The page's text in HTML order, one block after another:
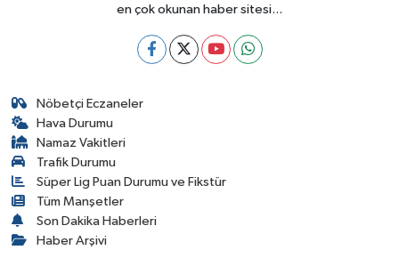
en çok okunan haber sitesi...
Nöbetçi Eczaneler
Hava Durumu
Namaz Vakitleri
Trafik Durumu
Süper Lig Puan Durumu ve Fikstür
Tüm Manşetler
Son Dakika Haberleri
Haber Arşivi